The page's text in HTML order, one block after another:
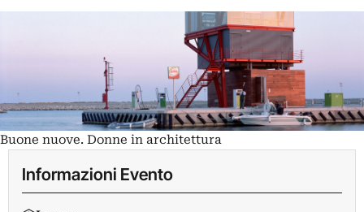
Buone nuove. Donne in architettura
Informazioni Evento